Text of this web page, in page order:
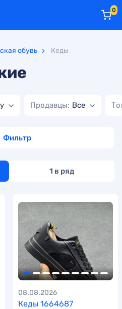
0
обувь Кеды
Продавцы: Все
Фильтр
1 в ряд
Кеды 1664687
08.08.2026